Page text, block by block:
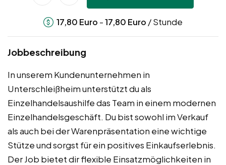
17,80 Euro -17,80 Euro / Stunde
Jobbeschreibung
In unserem Kundenunternehmen in
Unterschleißheim unterstützt du als
Einzelhandelsaushilfe das Team in einem modernen
Einzelhandelsgeschäft. Du bist sowohl im Verkauf
als auch bei der Warenpräsentation eine wichtige
Stütze und sorgst für ein positives Einkaufserlebnis.
Der Job bietet dir flexible Einsatzmöglichkeiten in